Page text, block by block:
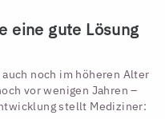
eine gute Lösung
noch im höheren Alter
vor wenigen Jahren –
stellt Mediziner: